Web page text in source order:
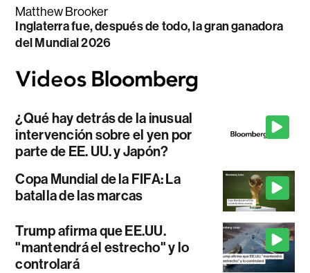
Matthew Brooker
Inglaterra fue, después de todo, la gran ganadora
del Mundial 2026
¿Qué hay detrás de la inusual
intervención sobre el yen por
parte de EE. UU. y Japón?
Copa Mundial de la FIFA: La
batalla de las marcas
Trump afirma que EE.UU.
"mantendrá el estrecho" y lo
controlará